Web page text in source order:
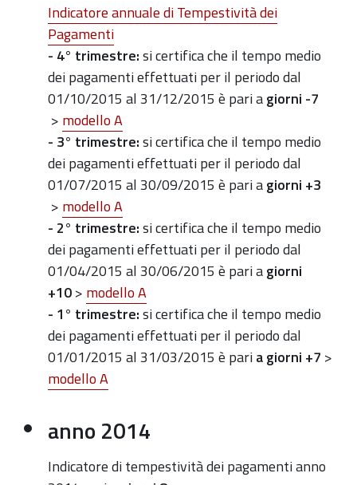
Indicatore annuale di Tempestività dei
Pagamenti
- 4° trimestre:si certifica che il tempo medio
dei pagamenti effettuatiper il periodo dal
01/10/2015 al 31/12/2015 è pari agiorni -7
> modello A
- 3° trimestre:si certifica che il tempo medio
dei pagamenti effettuatiper il periodo dal
01/07/2015 al 30/09/2015 è pari agiorni +3
> modello A
- 2° trimestre:si certifica che il tempo medio
dei pagamenti effettuatiper il periodo dal
01/04/2015 al 30/06/2015 è pari agiorni
+10> modello A
- 1° trimestre:si certifica che il tempo medio
dei pagamenti effettuatiper il periodo dal
01/01/2015 al 31/03/2015 è pariagiorni +7 >
modello A
anno 2014
Indicatore di tempestività dei pagamenti anno